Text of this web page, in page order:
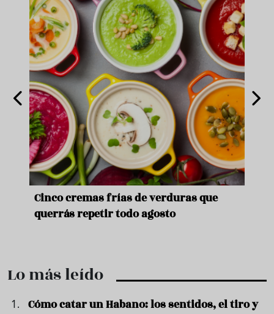
Cinco cremas frías de verduras que
querrás repetir todo agosto
Lo más leído
Cómo catar un Habano: los sentidos, el tiro y